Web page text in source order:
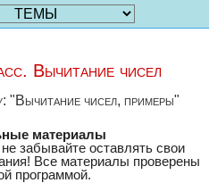
Вычитание чисел
"Вычитание чисел, примеры"
материалы
забывайте оставлять свои
Все материалы проверены
программой.